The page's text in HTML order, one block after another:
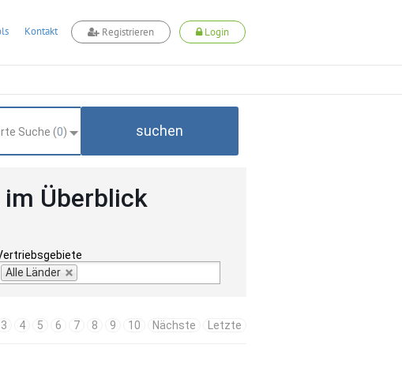
Kontakt Registrieren Login
Suche (0) suchen
im Überblick
Alle Länder
3 4 5 6 7 8 9 10 Nächste Letzte